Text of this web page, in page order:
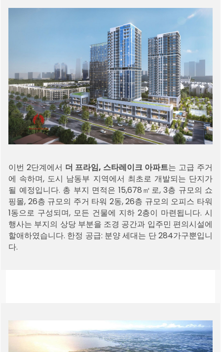
이번 2단계에서 더 프라임, 스타레이크 아파트는 고급 주거
에 속하며, 도시 남동부 지역에서 최초로 개발되는 단지가
될 예정입니다. 총 부지 면적은 15,678㎡로, 3층 규모의 쇼
핑몰, 26층 규모의 주거 타워 2동, 26층 규모의 오피스 타워
1동으로 구성되며, 모든 건물에 지하 2층이 마련됩니다. 시
행사는 부지의 상당 부분을 조경 공간과 입주민 편의시설에
할애하였습니다. 한정 공급: 분양 세대는 단 284가구뿐입니
다.